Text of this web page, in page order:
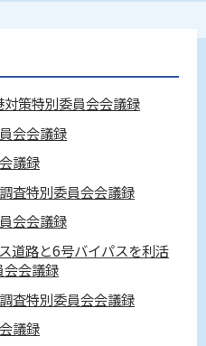
策特別委員会会議録
会会議録
議録
査特別委員会会議録
会会議録
道路と6号バイパスを利活
会会議録
査特別委員会会議録
議録